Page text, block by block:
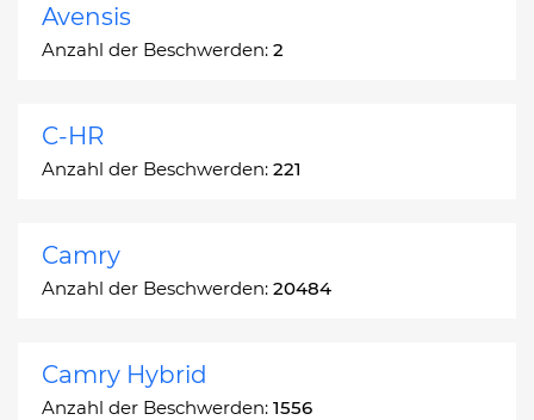
Avensis
Anzahl der Beschwerden: 2
C-HR
Anzahl der Beschwerden: 221
Camry
Anzahl der Beschwerden: 20484
Camry Hybrid
Anzahl der Beschwerden: 1556